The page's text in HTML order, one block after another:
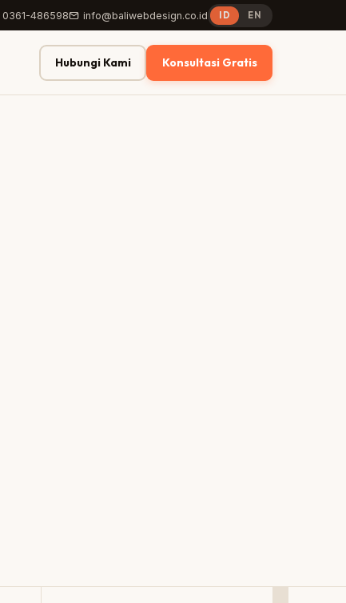
0361-486598 info@baliwebdesign.co.id ID EN
Hubungi Kami Konsultasi Gratis